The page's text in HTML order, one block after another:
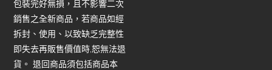
包裝完好無損，且不影響二次
銷售之全新商品，若商品如經
拆封、使用、以致缺乏完整性
即失去再販售價值時,恕無法退
貨。 退回商品須包括商品本